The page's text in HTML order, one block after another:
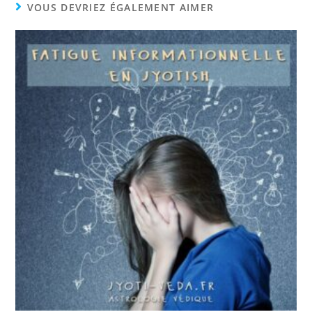
VOUS DEVRIEZ ÉGALEMENT AIMER